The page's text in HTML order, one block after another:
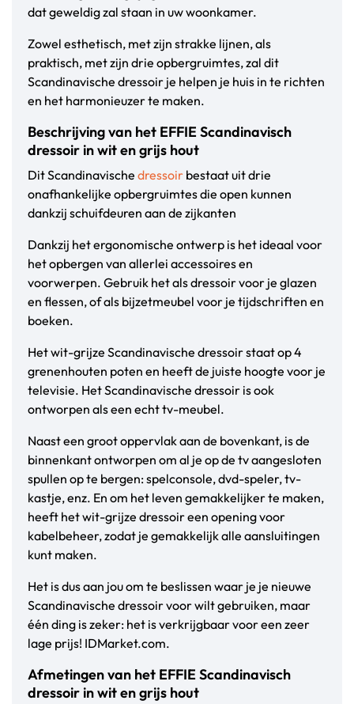
dat geweldig zal staan in uw woonkamer.
Zowel esthetisch, met zijn strakke lijnen, als
praktisch, met zijn drie opbergruimtes, zal dit
Scandinavische dressoir je helpen je huis in te richten
en het harmonieuzer te maken.
Beschrijving van het EFFIE Scandinavisch
dressoir in wit en grijs hout
Dit Scandinavische dressoir bestaat uit drie
onafhankelijke opbergruimtes die open kunnen
dankzij schuifdeuren aan de zijkanten
Dankzij het ergonomische ontwerp is het ideaal voor
het opbergen van allerlei accessoires en
voorwerpen. Gebruik het als dressoir voor je glazen
en flessen, of als bijzetmeubel voor je tijdschriften en
boeken.
Het wit-grijze Scandinavische dressoir staat op 4
grenenhouten poten en heeft de juiste hoogte voor je
televisie. Het Scandinavische dressoir is ook
ontworpen als een echt tv-meubel.
Naast een groot oppervlak aan de bovenkant, is de
binnenkant ontworpen om al je op de tv aangesloten
spullen op te bergen: spelconsole, dvd-speler, tv-
kastje, enz. En om het leven gemakkelijker te maken,
heeft het wit-grijze dressoir een opening voor
kabelbeheer, zodat je gemakkelijk alle aansluitingen
kunt maken.
Het is dus aan jou om te beslissen waar je je nieuwe
Scandinavische dressoir voor wilt gebruiken, maar
één ding is zeker: het is verkrijgbaar voor een zeer
lage prijs! IDMarket.com.
Afmetingen van het EFFIE Scandinavisch
dressoir in wit en grijs hout